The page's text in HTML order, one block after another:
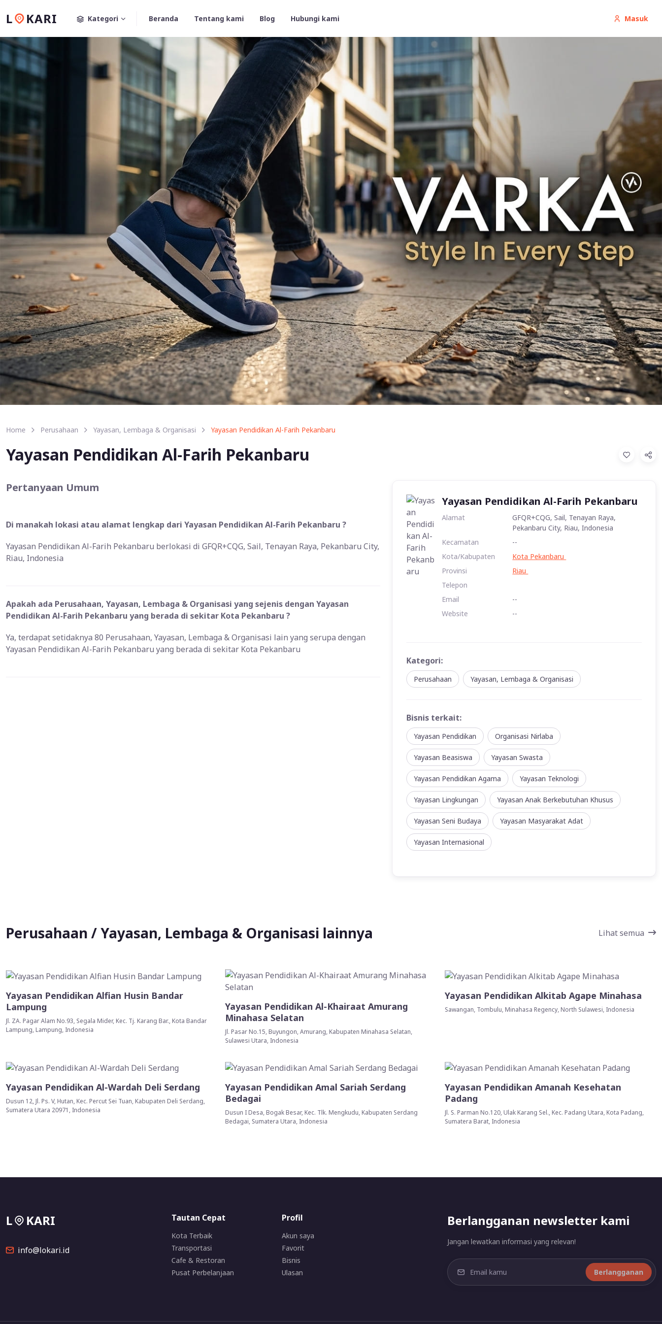
L KARI Masuk
Kategori Beranda Tentang kami Blog Hubungi kami
Home Perusahaan Yayasan, Lembaga & Organisasi Yayasan Pendidikan Al-Farih Pekanbaru
Yayasan Pendidikan Al-Farih Pekanbaru
Yayasan Pendidikan Al-Farih Pekanbaru
Alamat
GFQR+CQG, Sail, Tenayan Raya,
Pekanbaru City, Riau, Indonesia
Kecamatan
--
Kota/Kabupaten
Kota Pekanbaru
Provinsi
Riau
Telepon
Email
--
Website
--
Kategori:
Perusahaan Yayasan, Lembaga & Organisasi
Bisnis terkait:
Yayasan Pendidikan Organisasi Nirlaba
Yayasan Beasiswa Yayasan Swasta
Yayasan Pendidikan Agama Yayasan Teknologi
Yayasan Lingkungan Yayasan Anak Berkebutuhan Khusus
Yayasan Seni Budaya Yayasan Masyarakat Adat
Yayasan Internasional
Pertanyaan Umum
Di manakah lokasi atau alamat lengkap dari Yayasan Pendidikan Al-Farih Pekanbaru ?
Yayasan Pendidikan Al-Farih Pekanbaru berlokasi di GFQR+CQG, Sail, Tenayan Raya, Pekanbaru City,
Riau, Indonesia
Apakah ada Perusahaan, Yayasan, Lembaga & Organisasi yang sejenis dengan Yayasan
Pendidikan Al-Farih Pekanbaru yang berada di sekitar Kota Pekanbaru ?
Ya, terdapat setidaknya 80 Perusahaan, Yayasan, Lembaga & Organisasi lain yang serupa dengan
Yayasan Pendidikan Al-Farih Pekanbaru yang berada di sekitar Kota Pekanbaru
Perusahaan / Yayasan, Lembaga & Organisasi lainnya Lihat semua
Yayasan Pendidikan Alfian Husin Bandar
Lampung
Jl. ZA. Pagar Alam No.93, Segala Mider, Kec. Tj. Karang Bar., Kota Bandar
Lampung, Lampung, Indonesia
Yayasan Pendidikan Al-Khairaat Amurang
Minahasa Selatan
Jl. Pasar No.15, Buyungon, Amurang, Kabupaten Minahasa Selatan,
Sulawesi Utara, Indonesia
Yayasan Pendidikan Alkitab Agape Minahasa
Sawangan, Tombulu, Minahasa Regency, North Sulawesi, Indonesia
Yayasan Pendidikan Al-Wardah Deli Serdang
Dusun 12, Jl. Ps. V, Hutan, Kec. Percut Sei Tuan, Kabupaten Deli Serdang,
Sumatera Utara 20971, Indonesia
Yayasan Pendidikan Amal Sariah Serdang
Bedagai
Dusun I Desa, Bogak Besar, Kec. Tlk. Mengkudu, Kabupaten Serdang
Bedagai, Sumatera Utara, Indonesia
Yayasan Pendidikan Amanah Kesehatan
Padang
Jl. S. Parman No.120, Ulak Karang Sel., Kec. Padang Utara, Kota Padang,
Sumatera Barat, Indonesia
L KARI
info@lokari.id
Tautan Cepat
Kota Terbaik
Transportasi
Cafe & Restoran
Pusat Perbelanjaan
Profil
Akun saya
Favorit
Bisnis
Ulasan
Berlangganan newsletter kami
Jangan lewatkan informasi yang relevan!
Berlangganan